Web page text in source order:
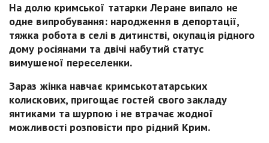
На долю кримської татарки Леране випало не
одне випробування: народження в депортації,
тяжка робота в селі в дитинстві, окупація рідного
дому росіянами та двічі набутий статус
вимушеної переселенки.
Зараз жінка навчає кримськотатарських
колискових, пригощає гостей свого закладу
янтиками та шурпою і не втрачає жодної
можливості розповісти про рідний Крим.